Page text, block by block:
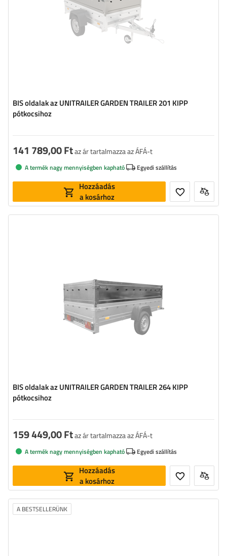
BIS oldalak az UNITRAILER GARDEN TRAILER 201 KIPP
pótkocsihoz
141 789,00 Ftaz ár tartalmazza az ÁFÁ-t
A termék nagy mennyiségben kapható Egyedi szállítás
Hozzáadás
a kosárhoz
BIS oldalak az UNITRAILER GARDEN TRAILER 264 KIPP
pótkocsihoz
159 449,00 Ftaz ár tartalmazza az ÁFÁ-t
A termék nagy mennyiségben kapható Egyedi szállítás
Hozzáadás
a kosárhoz
A BESTSELLERÜNK
Anyag: